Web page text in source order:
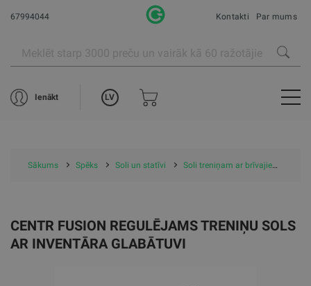
67994044 Kontakti Par mums
Ienākt LV
Sākums Spēks Soli un statīvi Soli treniņam ar brīvajiem svariem
CENTR FUSION REGULĒJAMS TRENIŅU SOLS
AR INVENTĀRA GLABĀTUVI